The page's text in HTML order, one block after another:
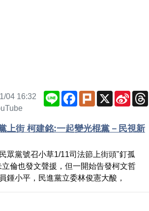
04 16:32
Line Facebook
Plurk X
Sina
上街 柯建銘:一起變光棍黨－民視新
眾黨號召小草1/11司法節上街頭"釘孤
倫也發文聲援，但一開始告發柯文哲
鍾小平，民進黨立委林俊憲大酸，